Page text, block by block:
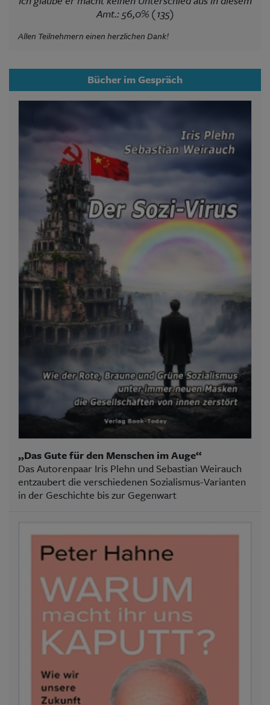
Amt.: 56,0% (135)
Allen Teilnehmern einen herzlichen Dank!
Bücher im Gespräch
„Das Gute für den Menschen im Auge“
Das Autorenpaar Iris Plehn und Sebastian Weirauch
entzaubert die verschiedenen Sozialismus-Varianten
in der Geschichte bis zur Gegenwart